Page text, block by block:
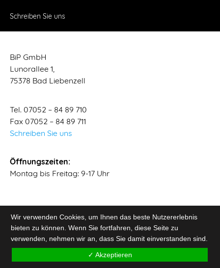
Schreiben Sie uns
BiP GmbH
Lunorallee 1,
75378 Bad Liebenzell
Tel. 07052 – 84 89 710
Fax 07052 – 84 89 711
Schreiben Sie uns
Öffnungszeiten:
Montag bis Freitag: 9-17 Uhr
Wir verwenden Cookies, um Ihnen das beste Nutzererlebnis
bieten zu können. Wenn Sie fortfahren, diese Seite zu
verwenden, nehmen wir an, dass Sie damit einverstanden sind.
✓ Akzeptieren